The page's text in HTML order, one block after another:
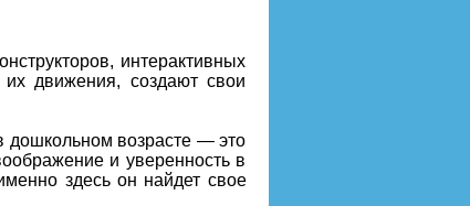
интерактивных
движения, создают свои
дошкольном возрасте — это
и уверенность в
здесь он найдет свое